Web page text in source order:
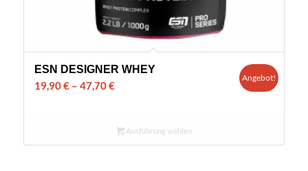
ESN DESIGNER WHEY
19,90€– 47,70€
Angebot!
Ausführung wählen